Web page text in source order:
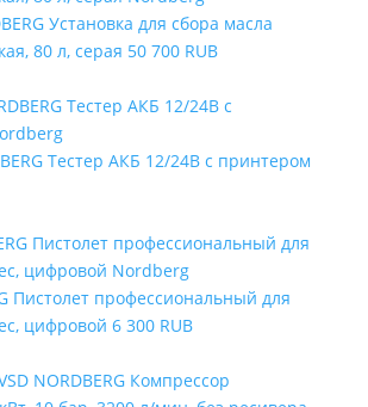
Установка для сбора масла
80 л, серая 50 700 RUB
Тестер АКБ 12/24В с принтером
Пистолет профессиональный для
цифровой 6 300 RUB